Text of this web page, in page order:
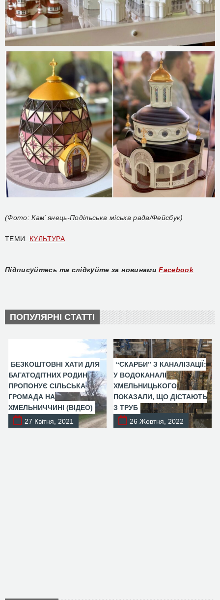
(Фото: Кам`янець-Подільська міська рада/Фейсбук)
ТЕМИ: КУЛЬТУРА
Підписуйтесь та слідкуйте за новинами Facebook
ПОПУЛЯРНІ СТАТТІ
БЕЗКОШТОВНІ ХАТИ ДЛЯ
БАГАТОДІТНИХ РОДИН
ПРОПОНУЄ СІЛЬСЬКА
ГРОМАДА НА
ХМЕЛЬНИЧЧИНІ (ВІДЕО)
27 Квітня, 2021
“СКАРБИ” З КАНАЛІЗАЦІЇ:
У ВОДОКАНАЛІ
ХМЕЛЬНИЦЬКОГО
ПОКАЗАЛИ, ЩО ДІСТАЮТЬ
З ТРУБ
26 Жовтня, 2022